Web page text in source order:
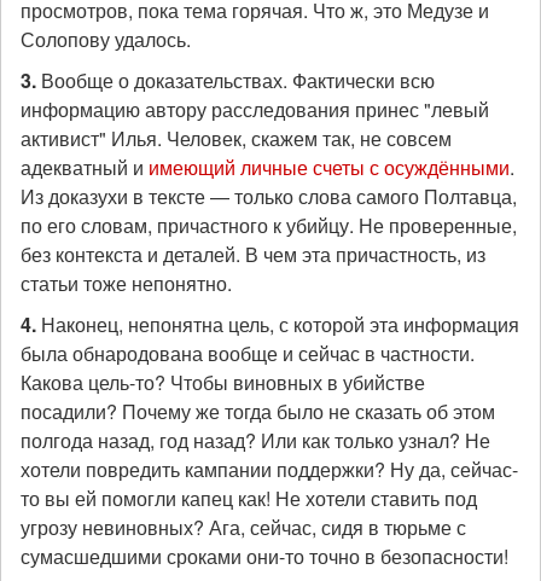
просмотров, пока тема горячая. Что ж, это Медузе и
Солопову удалось.
3. Вообще о доказательствах. Фактически всю
информацию автору расследования принес "левый
активист" Илья. Человек, скажем так, не совсем
адекватный и имеющий личные счеты с осуждёнными.
Из доказухи в тексте — только слова самого Полтавца,
по его словам, причастного к убийцу. Не проверенные,
без контекста и деталей. В чем эта причастность, из
статьи тоже непонятно.
4. Наконец, непонятна цель, с которой эта информация
была обнародована вообще и сейчас в частности.
Какова цель-то? Чтобы виновных в убийстве
посадили? Почему же тогда было не сказать об этом
полгода назад, год назад? Или как только узнал? Не
хотели повредить кампании поддержки? Ну да, сейчас-
то вы ей помогли капец как! Не хотели ставить под
угрозу невиновных? Ага, сейчас, сидя в тюрьме с
сумасшедшими сроками они-то точно в безопасности!